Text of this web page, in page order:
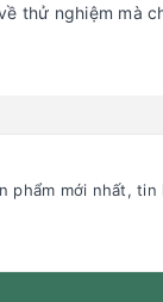
thử nghiệm mà
phẩm mới nhất, tin